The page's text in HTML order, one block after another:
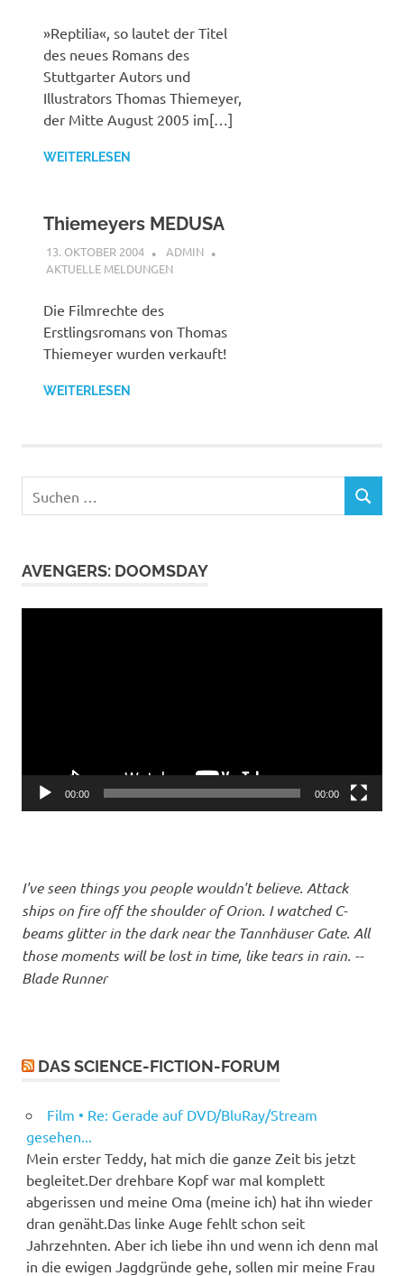
»Reptilia«, so lautet der Titel
des neues Romans des
Stuttgarter Autors und
Illustrators Thomas Thiemeyer,
der Mitte August 2005 im[…]
WEITERLESEN
Thiemeyers MEDUSA
13. OKTOBER 2004
ADMIN
AKTUELLE MELDUNGEN
Die Filmrechte des
Erstlingsromans von Thomas
Thiemeyer wurden verkauft!
WEITERLESEN
nach:
SUCHEN
AVENGERS: DOOMSDAY
00:00 00:00
I've seen things you people wouldn't believe. Attack
ships on fire off the shoulder of Orion. I watched C-
beams glitter in the dark near the Tannhäuser Gate. All
those moments will be lost in time, like tears in rain. --
Blade Runner
DAS SCIENCE-FICTION-FORUM
Film • Re: Gerade auf DVD/BluRay/Stream
gesehen...
Mein erster Teddy, hat mich die ganze Zeit bis jetzt
begleitet.Der drehbare Kopf war mal komplett
abgerissen und meine Oma (meine ich) hat ihn wieder
dran genäht.Das linke Auge fehlt schon seit
Jahrzehnten. Aber ich liebe ihn und wenn ich denn mal
in die ewigen Jagdgründe gehe, sollen mir meine Frau